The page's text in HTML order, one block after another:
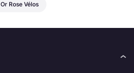
Or Rose Vélos